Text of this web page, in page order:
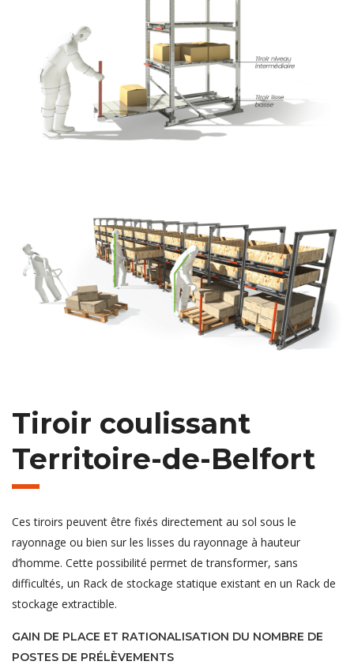
Tiroir coulissant
Territoire-de-Belfort
Ces tiroirs peuvent être fixés directement au sol sous le
rayonnage ou bien sur les lisses du rayonnage à hauteur
d’homme. Cette possibilité permet de transformer, sans
difficultés, un Rack de stockage statique existant en un Rack de
stockage extractible.
GAIN DE PLACE ET RATIONALISATION DU NOMBRE DE
POSTES DE PRÉLÈVEMENTS